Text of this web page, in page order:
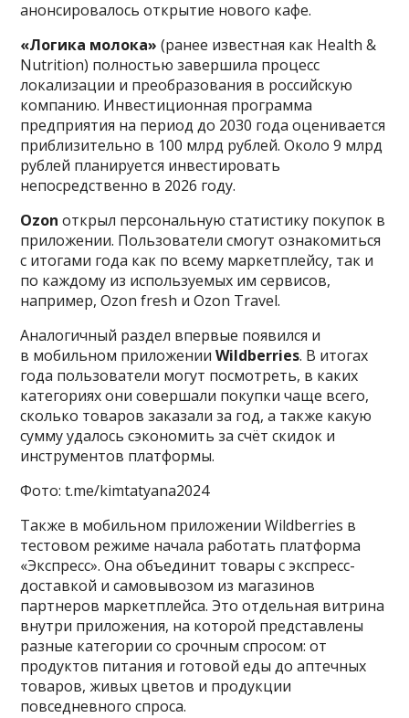
анонсировалось открытие нового кафе.
«Логика молока» (ранее известная как Health &
Nutrition) полностью завершила процесс
локализации и преобразования в российскую
компанию. Инвестиционная программа
предприятия на период до 2030 года оценивается
приблизительно в 100 млрд рублей. Около 9 млрд
рублей планируется инвестировать
непосредственно в 2026 году.
Ozonоткрыл персональную статистику покупок в
приложении. Пользователи смогут ознакомиться
с итогами года как по всему маркетплейсу, так и
по каждому из используемых им сервисов,
например, Ozon fresh и Ozon Travel.
Аналогичный раздел впервые появился и
в мобильном приложенииWildberries. В итогах
года пользователи могут посмотреть, в каких
категориях они совершали покупки чаще всего,
сколько товаров заказали за год, а также какую
сумму удалось сэкономить за счёт скидок и
инструментов платформы.
Фото: t.me/kimtatyana2024
Также в мобильном приложении Wildberries в
тестовом режиме начала работать платформа
«Экспресс». Она объединит товары с экспресс-
доставкой и самовывозом из магазинов
партнеров маркетплейса. Это отдельная витрина
внутри приложения, на которой представлены
разные категории со срочным спросом: от
продуктов питания и готовой еды до аптечных
товаров, живых цветов и продукции
повседневного спроса.